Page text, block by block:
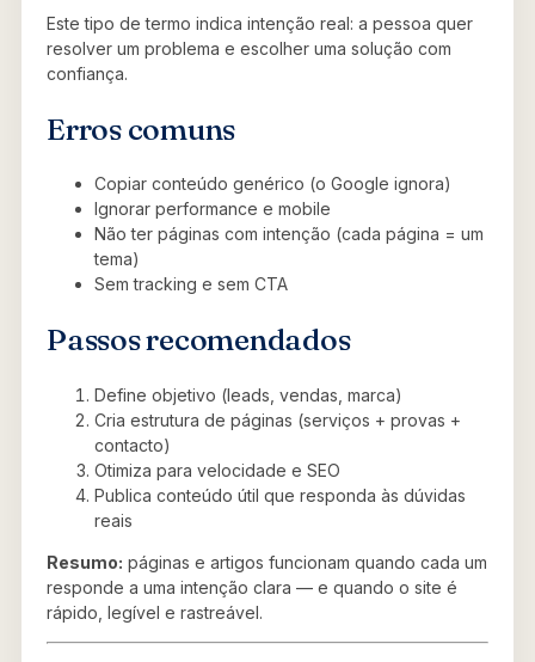
Este tipo de termo indica intenção real: a pessoa quer
resolver um problema e escolher uma solução com
confiança.
Erros comuns
Copiar conteúdo genérico (o Google ignora)
Ignorar performance e mobile
Não ter páginas com intenção (cada página = um
tema)
Sem tracking e sem CTA
Passos recomendados
Define objetivo (leads, vendas, marca)
Cria estrutura de páginas (serviços + provas +
contacto)
Otimiza para velocidade e SEO
Publica conteúdo útil que responda às dúvidas
reais
Resumo: páginas e artigos funcionam quando cada um
responde a uma intenção clara — e quando o site é
rápido, legível e rastreável.